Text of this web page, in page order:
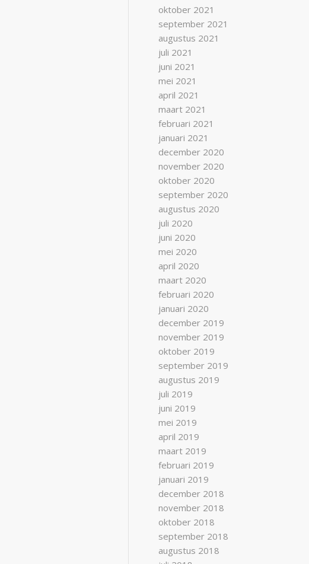
oktober 2021
september 2021
augustus 2021
juli 2021
juni 2021
mei 2021
april 2021
maart 2021
februari 2021
januari 2021
december 2020
november 2020
oktober 2020
september 2020
augustus 2020
juli 2020
juni 2020
mei 2020
april 2020
maart 2020
februari 2020
januari 2020
december 2019
november 2019
oktober 2019
september 2019
augustus 2019
juli 2019
juni 2019
mei 2019
april 2019
maart 2019
februari 2019
januari 2019
december 2018
november 2018
oktober 2018
september 2018
augustus 2018